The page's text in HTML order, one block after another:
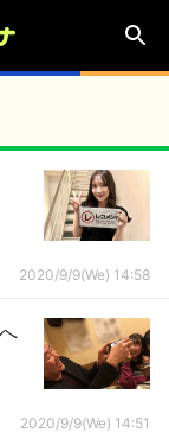
2020/9/9(We) 14:58
2020/9/9(We) 14:51